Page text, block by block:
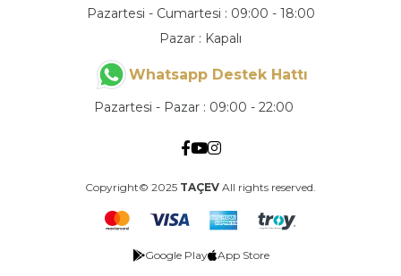
Pazartesi - Cumartesi : 09:00 - 18:00
Pazar : Kapalı
Whatsapp Destek Hattı
Pazartesi - Pazar : 09:00 - 22:00
Copyright© 2025 TAÇEV All rights reserved.
Google Play App Store